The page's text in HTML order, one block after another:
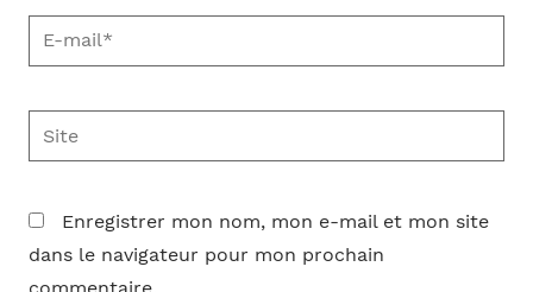
E-
mail*
Site
Enregistrer mon nom, mon e-mail et mon site
dans le navigateur pour mon prochain